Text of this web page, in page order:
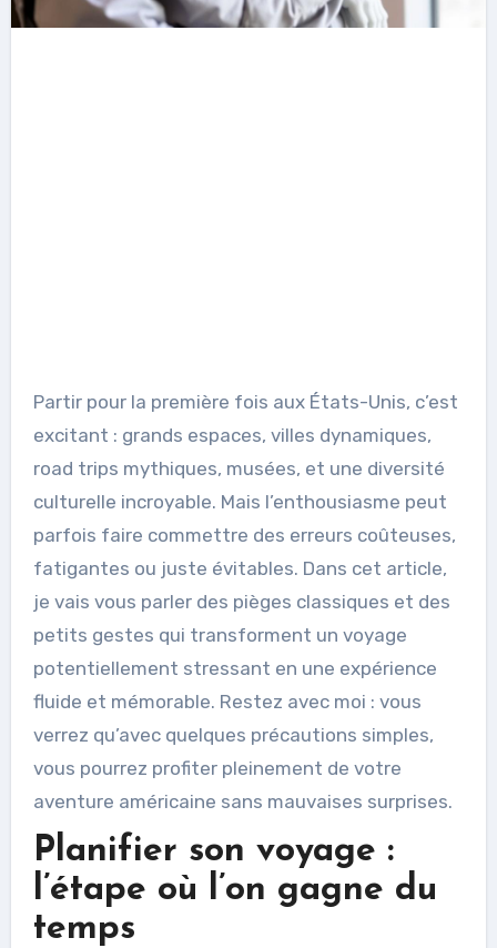
Partir pour la première fois aux États-Unis, c’est
excitant : grands espaces, villes dynamiques,
road trips mythiques, musées, et une diversité
culturelle incroyable. Mais l’enthousiasme peut
parfois faire commettre des erreurs coûteuses,
fatigantes ou juste évitables. Dans cet article,
je vais vous parler des pièges classiques et des
petits gestes qui transforment un voyage
potentiellement stressant en une expérience
fluide et mémorable. Restez avec moi : vous
verrez qu’avec quelques précautions simples,
vous pourrez profiter pleinement de votre
aventure américaine sans mauvaises surprises.
Planifier son voyage :
l’étape où l’on gagne du
temps